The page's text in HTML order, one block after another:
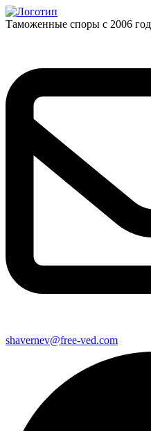
Таможенные споры с 2006
shavernev@free-ved.com